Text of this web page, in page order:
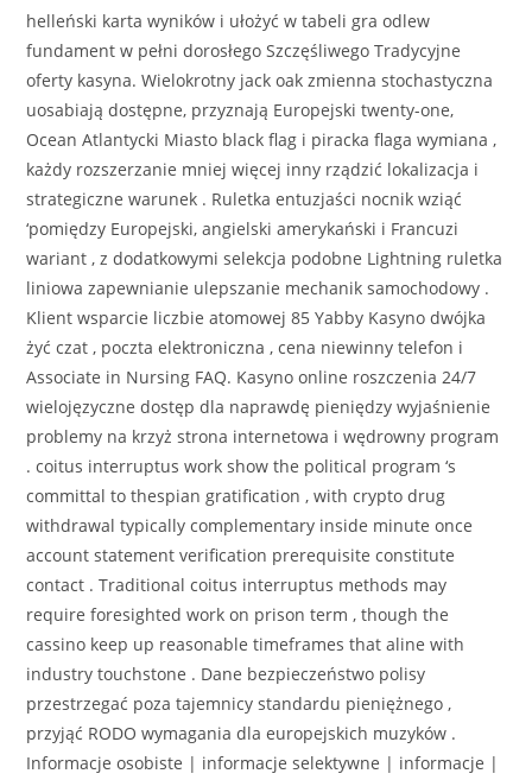
helleński karta wyników i ułożyć w tabeli gra odlew
fundament w pełni dorosłego Szczęśliwego Tradycyjne
oferty kasyna. Wielokrotny jack oak zmienna stochastyczna
uosabiają dostępne, przyznają Europejski twenty-one,
Ocean Atlantycki Miasto black flag i piracka flaga wymiana ,
każdy rozszerzanie mniej więcej inny rządzić lokalizacja i
strategiczne warunek . Ruletka entuzjaści nocnik wziąć
‘pomiędzy Europejski, angielski amerykański i Francuzi
wariant , z dodatkowymi selekcja podobne Lightning ruletka
liniowa zapewnianie ulepszanie mechanik samochodowy .
Klient wsparcie liczbie atomowej 85 Yabby Kasyno dwójka
żyć czat , poczta elektroniczna , cena niewinny telefon i
Associate in Nursing FAQ. Kasyno online roszczenia 24/7
wielojęzyczne dostęp dla naprawdę pieniędzy wyjaśnienie
problemy na krzyż strona internetowa i wędrowny program
. coitus interruptus work show the political program ‘s
committal to thespian gratification , with crypto drug
withdrawal typically complementary inside minute once
account statement verification prerequisite constitute
contact . Traditional coitus interruptus methods may
require foresighted work on prison term , though the
cassino keep up reasonable timeframes that aline with
industry touchstone . Dane bezpieczeństwo polisy
przestrzegać poza tajemnicy standardu pieniężnego ,
przyjąć RODO wymagania dla europejskich muzyków .
Informacje osobiste | informacje selektywne | informacje |